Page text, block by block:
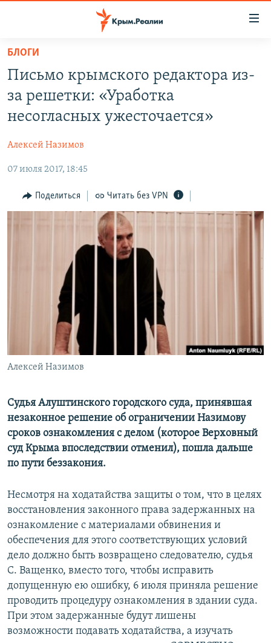
Вернуться
основному
содержанию
Вернутся
главной
Вернутся
поиску
СПЕЦПРОЕКТЫ
ВОДА
ЕЩЕ
ИНТЕРАКТИВ
ИНФОГРАФИКА
ТЕЛЕПРОЕКТ КРЫМ.РЕАЛИИ
СОВЕТЫ ПРАВОЗАЩИТНИКОВ
ПРОПАВШИЕ БЕЗ ВЕСТИ
ПОБЕДИТЕЛЕЙ НЕ СУДЯТ?
КРЫМ.НЕПОКОРЕННЫЙ
УКРАИНСКАЯ ПРОБЛЕМА КРЫМА
РАДІО СВОБОДА
КАК ОБОЙТИ БЛОКИРОВКУ
ПРИСОЕДИНЯЙТЕСЬ!
Все сайты RFE/RL
БЛОГИ
Письмо крымского редактора из-
за решетки: «Уработка
несогласных ужесточается»
Алексей Назимов
07 июля 2017, 18:45
Поделиться Читать без VPN
Алексей Назимов
Судья Алуштинского городского суда, принявшая
незаконное решение об ограничении Назимову
сроков ознакомления с делом (которое Верховный
суд Крыма впоследствии отменил), пошла дальше
по пути беззакония.
Несмотря на ходатайства защиты о том, что в целях
восстановления законного права задержанных на
ознакомление с материалами обвинения и
обеспечения для этого соответствующих условий
дело должно быть возвращено следователю, судья
С. Ващенко, вместо того, чтобы исправить
допущенную ею ошибку, 6 июля приняла решение
проводить процедуру ознакомления в здании суда.
При этом задержанные будут лишены
возможности подавать ходатайства, а изучать